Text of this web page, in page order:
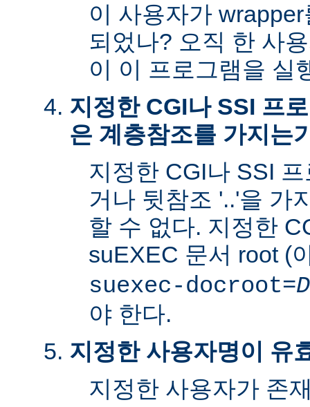
이 사용자가
되었나? 오직 한 사
이 이 프로그램을 실
지정한 CGI나 SSI 프
은 계층참조를 가지는
지정한 CGI나 SSI
거나 뒷참조 '..'을 가
할 수 없다. 지정한
suEXEC 문서 root (
suexec-docroot=
야 한다.
지정한 사용자명이 유
지정한 사용자가 존